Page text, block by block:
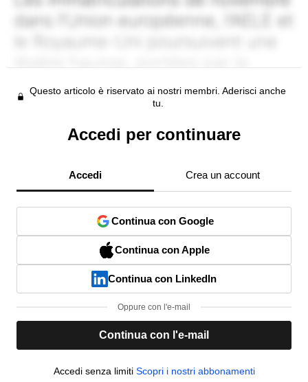
Questo articolo è riservato ai nostri membri. Aderisci anche
tu.
Accedi per continuare
Accedi Crea un account
Continua con Google
Continua con Apple
Continua con LinkedIn
Oppure con l'e-mail
Continua con l'e-mail
Accedi senza limiti Scopri i nostri abbonamenti